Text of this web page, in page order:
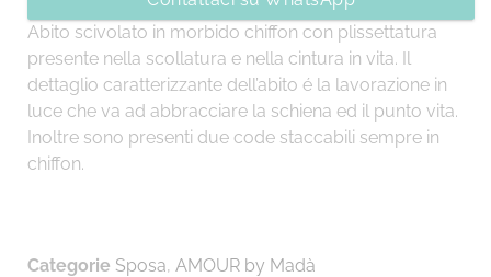
Abito scivolato in morbido chiffon con plissettatura
presente nella scollatura e nella cintura in vita. Il
dettaglio caratterizzante dell’abito é la lavorazione in
luce che va ad abbracciare la schiena ed il punto vita.
Inoltre sono presenti due code staccabili sempre in
chiffon.
Categorie Sposa, AMOUR by Madà